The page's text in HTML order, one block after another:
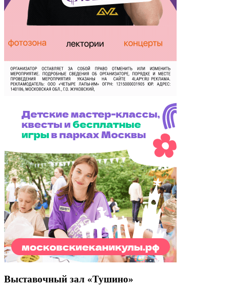
Выставочный зал «Тушино»